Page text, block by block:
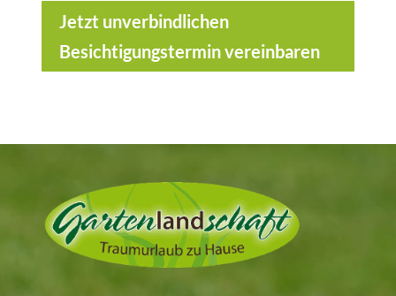
Jetzt unverbindlichen
Besichtigungstermin vereinbaren